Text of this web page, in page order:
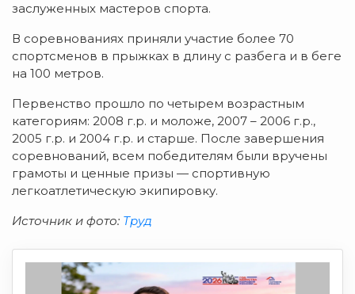
заслуженных мастеров спорта.
В соревнованиях приняли участие более 70
спортсменов в прыжках в длину с разбега и в беге
на 100 метров.
Первенство прошло по четырем возрастным
категориям: 2008 г.р. и моложе, 2007 – 2006 г.р.,
2005 г.р. и 2004 г.р. и старше. После завершения
соревнований, всем победителям были вручены
грамоты и ценные призы — спортивную
легкоатлетическую экипировку.
Источник и фото: Труд